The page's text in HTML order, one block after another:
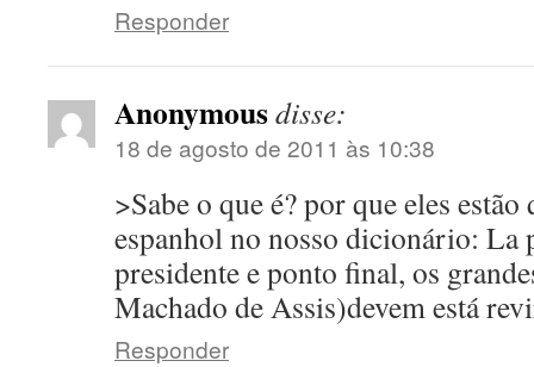
Responder
Anonymousdisse:
18 de agosto de 2011 às 10:38
>Sabe o que é? por que eles
espanhol no nosso dicionário: La
presidente e ponto final, os
Machado de Assis)devem está
Responder